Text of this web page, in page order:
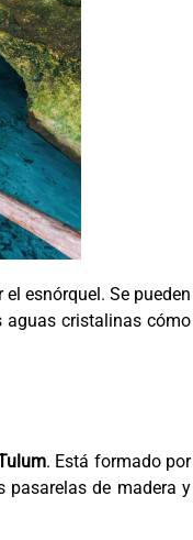
esnórquel. Se pueden
aguas cristalinas cómo
. Está formado por
pasarelas de madera y